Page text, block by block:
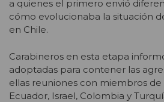
a quienes el primero envió
cómo evolucionaba la situación
en Chile.
Carabineros en esta etapa
adoptadas para contener las
ellas reuniones con miembros de
Ecuador, Israel, Colombia y